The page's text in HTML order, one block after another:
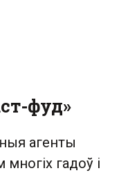
фуд»
агенты
гадоў і